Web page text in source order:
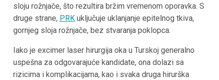
sloju rožnjače, što rezultira bržim vremenom oporavka. S
druge strane, PRKuključuje uklanjanje epitelnog tkiva,
gornjeg sloja rožnjače, bez stvaranja poklopca.
Iako je excimer laser hirurgija oka u Turskoj generalno
uspešna za odgovarajuće kandidate, ona dolazi sa
rizicima i komplikacijama, kao i svaka druga hirurška